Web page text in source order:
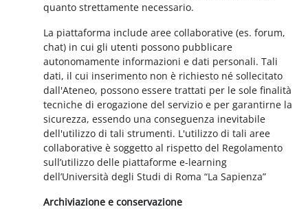
quanto strettamente necessario.
La piattaforma include aree collaborative (es. forum,
chat) in cui gli utenti possono pubblicare
autonomamente informazioni e dati personali. Tali
dati, il cui inserimento non è richiesto né sollecitato
dall'Ateneo, possono essere trattati per le sole finalità
tecniche di erogazione del servizio e per garantirne la
sicurezza, essendo una conseguenza inevitabile
dell'utilizzo di tali strumenti. L'utilizzo di tali aree
collaborative è soggetto al rispetto del Regolamento
sull’utilizzo delle piattaforme e-learning
dell’Università degli Studi di Roma “La Sapienza”
Archiviazione e conservazione